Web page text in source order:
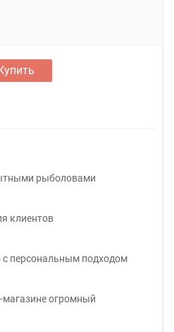
рыболовами
клиентов
с персональным подходом
огромный